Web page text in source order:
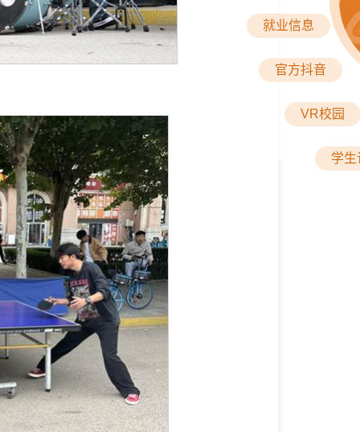
就业信息
官方抖音
VR校园
学生